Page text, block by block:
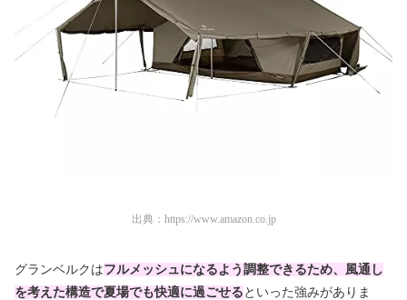
出典： https://www.amazon.co.jp
グランベルクはフルメッシュになるよう調整できるため、風通し
を考えた構造で夏場でも快適に過ごせる といった強みがありま